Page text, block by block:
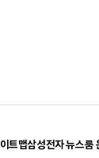
트맵삼성전자 뉴스룸